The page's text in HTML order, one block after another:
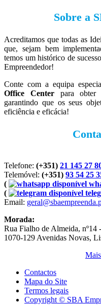
Sobre a
Acreditamos que todas as
que, sejam bem
temos um histórico de
Empreendedor!
Conte com a equipa
Office Centerpara obter
garantindo que os seus
eficiência e eficácia!
Telefone: (+351) 21 145 27
Telemóvel: (+351) 93 54 25
(
(
Email:
Morada:
Rua Fialho de Almeida, nº14
1070-129 Avenidas Novas,
Contactos
Mapa do Site
Termos legais
Copyright © SBA